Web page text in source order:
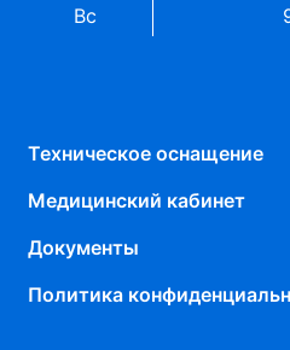
Вс
Техническое оснащение
Медицинский кабинет
Документы
Политика